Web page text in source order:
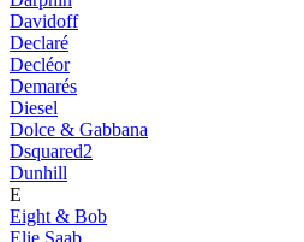
Davidoff
Declaré
Decléor
Demarés
Diesel
Dolce & Gabbana
Dsquared2
Dunhill
E
Eight & Bob
Elie Saab